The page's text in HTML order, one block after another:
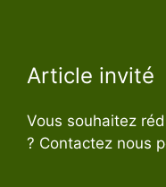
Article invité
Vous souhaitez
? Contactez nous